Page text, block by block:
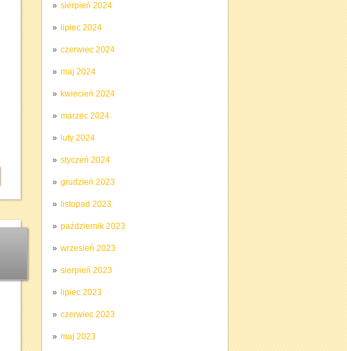
sierpień 2024
lipiec 2024
czerwiec 2024
maj 2024
kwiecień 2024
marzec 2024
luty 2024
styczeń 2024
grudzień 2023
listopad 2023
październik 2023
wrzesień 2023
sierpień 2023
lipiec 2023
czerwiec 2023
maj 2023